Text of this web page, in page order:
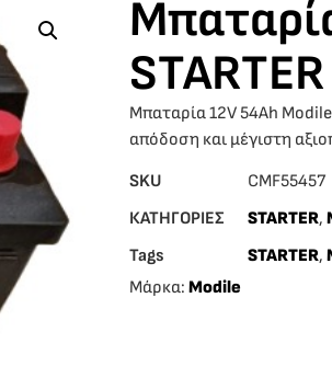
Μπαταρία 12V 54Ah
απόδοση και μέγιστη
SKU
CMF55457
ΚΑΤΗΓΟΡΙΕΣ
STARTER,
Tags
STARTER,
Μάρκα: Modile